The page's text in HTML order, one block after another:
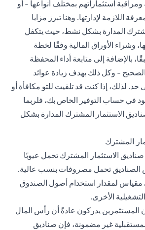
استثماراتهم بمختلف أنواعها - أو
اللازمة لإدارتها. وهنا تبرز مزايا
المدارة بشكل نشط، حيث يتكفل
وشراء الأوراق المالية وفقًا لخطة
بالإضافة إلى متابعة أداء المحفظة
- وكل ذلك بهدف زيادة عوائد
لذلك، إذا كنت قد تلقيت للتو مكافأة أو
في حساب التوفير الخاص بك، فلربما
الاستثمار المشترك المدارة بشكل
المشترك
الاستثمار المشترك تحمل عيوبًا
الصناديق تحمل مصروفات بنسب عالية.
لمقدار استخدام أصول الصندوق
الأخرى.
المستثمرين يدركون عادةً أن رأس المال
غير مضمونة، فإن صناديق